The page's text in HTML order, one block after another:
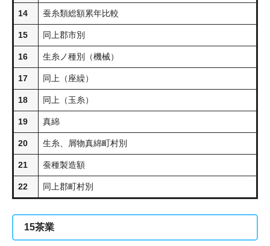
14 蚕糸類総額累年比較
15 同上郡市別
16 生糸ノ種別（機械）
17 同上（座繰）
18 同上（玉糸）
19 真綿
20 生糸、屑物真綿町村別
21 蚕種製造額
22 同上郡町村別
15茶業